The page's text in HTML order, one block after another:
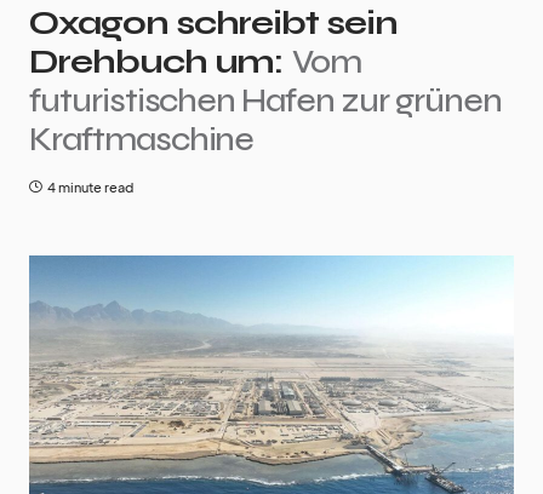
Oxagon schreibt sein
Drehbuch um: Vom
futuristischen Hafen zur grünen
Kraftmaschine
4 minute read